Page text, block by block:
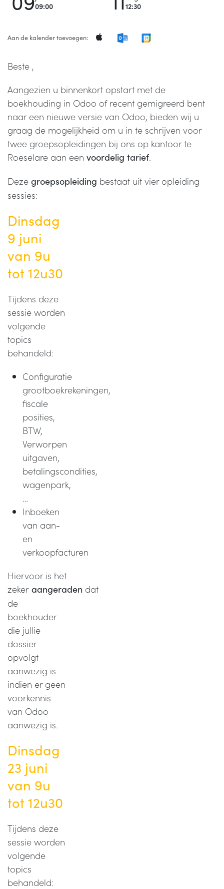
09:00 12:30
Aan de kalender toevoegen:
Beste ,
Aangezien u binnenkort opstart met de
boekhouding in Odoo of recent gemigreerd bent
naar een nieuwe versie van Odoo, bieden wij u
graag de mogelijkheid om u in te schrijven voor
twee groepsopleidingen bij ons op kantoor te
Roeselare aan een voordelig tarief.
Deze groepsopleiding bestaat uit vier opleiding
sessies:
Dinsdag
9 juni
van 9u
tot 12u30
Tijdens deze
sessie worden
volgende
topics
behandeld:
Configuratie
grootboekrekeningen,
fiscale
posities,
BTW,
Verworpen
uitgaven,
betalingscondities,
wagenpark,
…
Inboeken
van aan-
en
verkoopfacturen
Hiervoor is het
zeker aangeraden dat
de
boekhouder
die jullie
dossier
opvolgt
aanwezig is
indien er geen
voorkennis
van Odoo
aanwezig is.
Dinsdag
23 juni
van 9u
tot 12u30
Tijdens deze
sessie worden
volgende
topics
behandeld: